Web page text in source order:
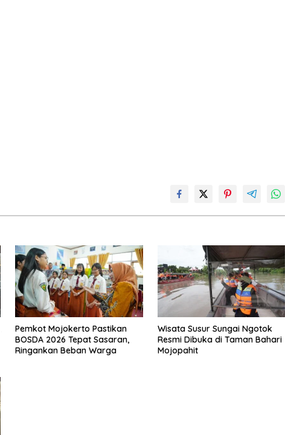
Pemkot Mojokerto Pastikan
BOSDA 2026 Tepat Sasaran,
Ringankan Beban Warga
Wisata Susur Sungai Ngotok
Resmi Dibuka di Taman Bahari
Mojopahit